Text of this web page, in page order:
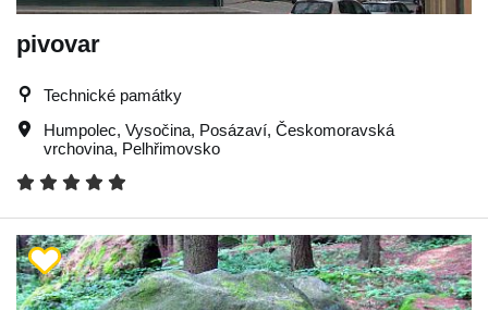
pivovar
Technické památky
Humpolec, Vysočina, Posázaví, Českomoravská
vrchovina, Pelhřimovsko